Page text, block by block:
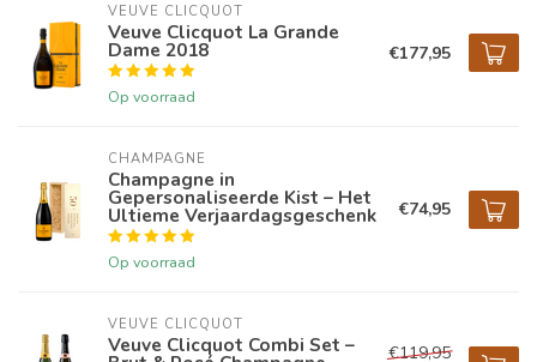
VEUVE CLICQUOT
Veuve Clicquot La Grande
Dame 2018
Op voorraad
€177,95
CHAMPAGNE
Champagne in
Gepersonaliseerde Kist – Het
Ultieme Verjaardagsgeschenk
Op voorraad
€74,95
VEUVE CLICQUOT
Veuve Clicquot Combi Set –
€119,95